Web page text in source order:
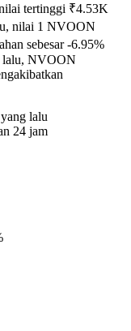
tertinggi ₹4.53K
nilai 1 NVOON
sebesar-6.95%
lalu, NVOON
lalu
24 jam